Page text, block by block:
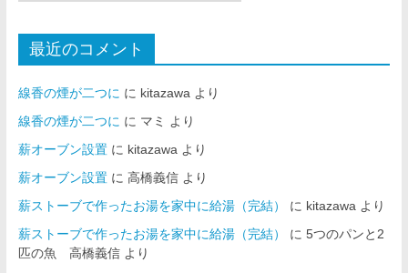
最近のコメント
線香の煙が二つに に kitazawaより
線香の煙が二つに に マミ より
薪オーブン設置に kitazawaより
薪オーブン設置に 高橋義信より
薪ストーブで作ったお湯を家中に給湯（完結）
に kitazawaより
薪ストーブで作ったお湯を家中に給湯（完結）
に 5つのパンと2
匹の魚 高橋義信より